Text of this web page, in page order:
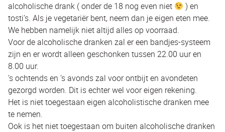
alcoholische drank ( onder de 18 nog even niet
) en
tosti’s. Als je vegetariër bent, neem dan je eigen eten mee.
We hebben namelijk niet altijd alles op voorraad.
Voor de alcoholische dranken zal er een bandjes-systeem
zijn en er wordt alleen geschonken tussen 22.00 uur en
8.00 uur.
’s ochtends en ’s avonds zal voor ontbijt en avondeten
gezorgd worden. Dit is echter wel voor eigen rekening.
Het is niet toegestaan eigen alcoholistische dranken mee
te nemen.
Ook is het niet toegestaan om buiten alcoholische dranken